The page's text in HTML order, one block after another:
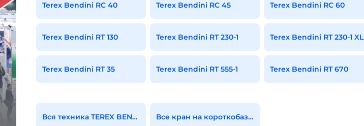
Terex Bendini RC 40 Terex Bendini RC 45 Terex Bendini RC 60
Terex Bendini RT 130 Terex Bendini RT 230-1 Terex Bendini RT 230-1 XL
Terex Bendini RT 35 Terex Bendini RT 555-1 Terex Bendini RT 670
Вся техника TEREX BENDINI Все кран на короткобазовом шасси